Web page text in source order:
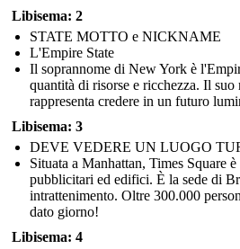
Libisema: 2
STATE MOTTO e NICKNAME
L'Empire State
Il soprannome di New York è
quantità di risorse e ricchezza. Il
rappresenta credere in un futuro
Libisema: 3
DEVE VEDERE UN LUOGO
Situata a Manhattan, Times Square
pubblicitari ed edifici. È la sede di
intrattenimento. Oltre 300.000
dato giorno!
Libisema: 4